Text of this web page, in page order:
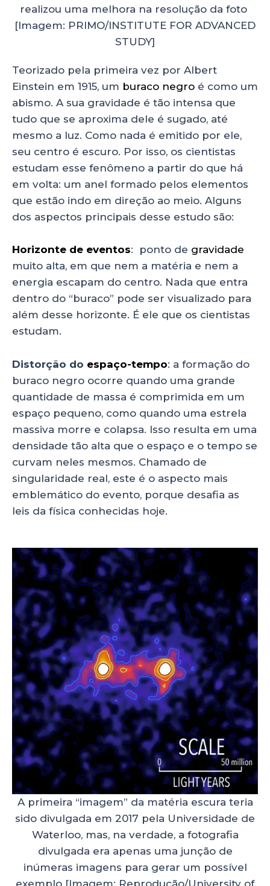
realizou uma melhora na resolução da foto
[Imagem: PRIMO/INSTITUTE FOR ADVANCED
STUDY]
Teorizado pela primeira vez por Albert
Einstein em 1915, um buraco negro é como um
abismo. A sua gravidade é tão intensa que
tudo que se aproxima dele é sugado, até
mesmo a luz. Como nada é emitido por ele,
seu centro é escuro. Por isso, os cientistas
estudam esse fenômeno a partir do que há
em volta: um anel formado pelos elementos
que estão indo em direção ao meio. Alguns
dos aspectos principais desse estudo são:
Horizonte de eventos: ponto de gravidade
muito alta, em que nem a matéria e nem a
energia escapam do centro. Nada que entra
dentro do “buraco” pode ser visualizado para
além desse horizonte. É ele que os cientistas
estudam.
Distorção do espaço-tempo: a formação do
buraco negro ocorre quando uma grande
quantidade de massa é comprimida em um
espaço pequeno, como quando uma estrela
massiva morre e colapsa. Isso resulta em uma
densidade tão alta que o espaço e o tempo se
curvam neles mesmos. Chamado de
singularidade real, este é o aspecto mais
emblemático do evento, porque desafia as
leis da física conhecidas hoje.
A primeira “imagem” da matéria escura teria
sido divulgada em 2017 pela Universidade de
Waterloo, mas, na verdade, a fotografia
divulgada era apenas uma junção de
inúmeras imagens para gerar um possível
exemplo [Imagem: Reprodução/University of